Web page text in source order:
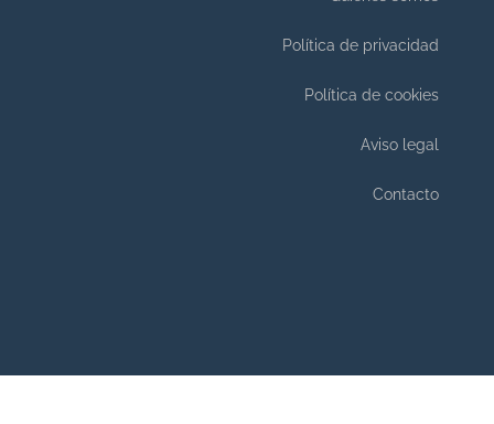
Política de privacidad
Política de cookies
Aviso legal
Contacto